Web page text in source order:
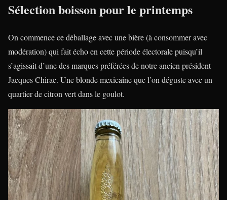
Sélection boisson pour le printemps
On commence ce déballage avec une bière (à consommer avec
modération) qui fait écho en cette période électorale puisqu’il
s’agissait d’une des marques préférées de notre ancien président
Jacques Chirac. Une blonde mexicaine que l’on déguste avec un
quartier de citron vert dans le goulot.